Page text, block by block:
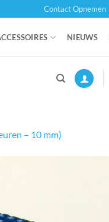
Contact Opnemen
NIEUWS
– 10 mm)